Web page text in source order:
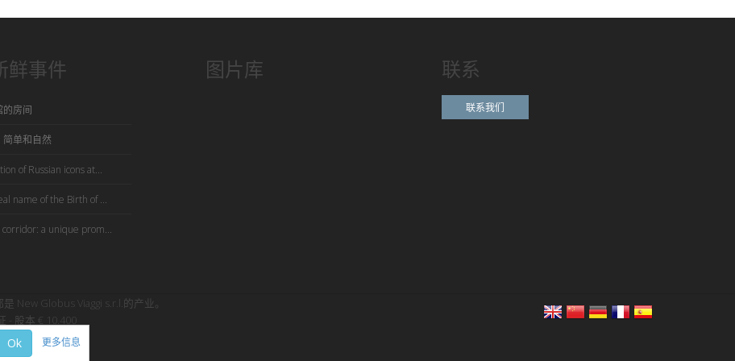
鲜事件
的房间
简单和自然
of Russian icons at...
name of the Birth of ...
corridor: a unique prom...
图片库 联系
联系我们
New Globus Viaggi s.r.l.的产业。
- 股本 € 10.400
Ok 更多信息